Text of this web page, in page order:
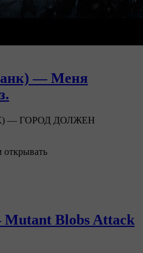
— Меня
— ГОРОД ДОЛЖЕН
открывать
Mutant Blobs Attack